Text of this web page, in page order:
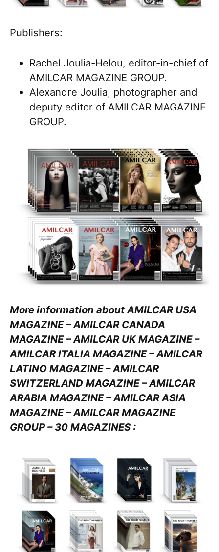
Publishers:
Rachel Joulia-Helou, editor-in-chief of
AMILCAR MAGAZINE GROUP.
Alexandre Joulia, photographer and
deputy editor of AMILCAR MAGAZINE
GROUP.
More information about AMILCAR USA
MAGAZINE – AMILCAR CANADA
MAGAZINE – AMILCAR UK MAGAZINE –
AMILCAR ITALIA MAGAZINE – AMILCAR
LATINO MAGAZINE – AMILCAR
SWITZERLAND MAGAZINE – AMILCAR
ARABIA MAGAZINE – AMILCAR ASIA
MAGAZINE – AMILCAR MAGAZINE
GROUP – 30 MAGAZINES :